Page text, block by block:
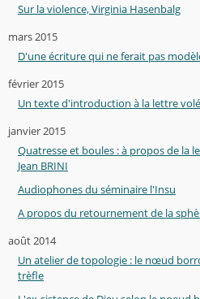
Sur la violence, Virginia Hasenbalg
mars 2015
D'une écriture qui ne ferait pas
février 2015
Un texte d'introduction à la lettre
janvier 2015
Quatresse et boules : à propos de la
Jean BRINI
Audiophones du séminaire l'Insu
A propos du retournement de la
août 2014
Un atelier de topologie : le nœud
trèfle